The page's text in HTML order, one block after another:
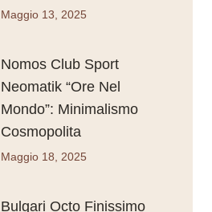
Maggio 13, 2025
Nomos Club Sport
Neomatik “Ore Nel
Mondo”: Minimalismo
Cosmopolita
Maggio 18, 2025
Bulgari Octo Finissimo